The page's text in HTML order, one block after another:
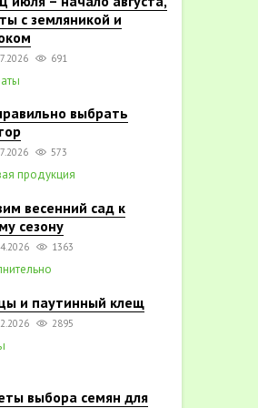
с земляникой и
691
выбрать
573
продукция
весенний сад к
сезону
1363
и паутинный клещ
2895
выбора семян для